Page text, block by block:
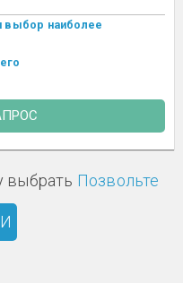
выбор наиболее
выбрать Позвольте